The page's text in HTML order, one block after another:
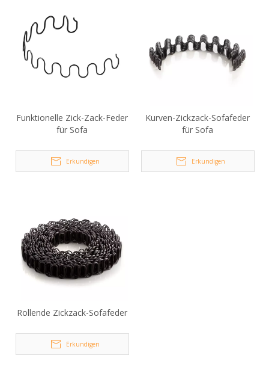
Funktionelle Zick-Zack-Feder
für Sofa
Erkundigen
Kurven-Zickzack-Sofafeder
für Sofa
Erkundigen
Rollende Zickzack-Sofafeder
Erkundigen